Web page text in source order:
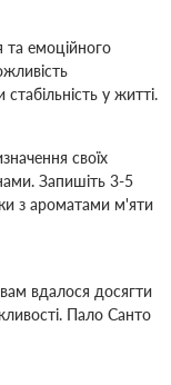
та емоційного
у житті.
своїх
Запишіть 3-5
з ароматами м'яти
вдалося досягти
Пало Санто